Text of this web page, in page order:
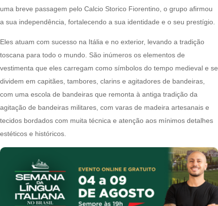
uma breve passagem pelo Calcio Storico Fiorentino, o grupo afirmou
a sua independência, fortalecendo a sua identidade e o seu prestígio.
Eles atuam com sucesso na Itália e no exterior, levando a tradição
toscana para todo o mundo. São inúmeros os elementos de
vestimenta que eles carregam como símbolos do tempo medieval e se
dividem em capitães, tambores, clarins e agitadores de bandeiras,
com uma escola de bandeiras que remonta à antiga tradição da
agitação de bandeiras militares, com varas de madeira artesanais e
tecidos bordados com muita técnica e atenção aos mínimos detalhes
estéticos e históricos.